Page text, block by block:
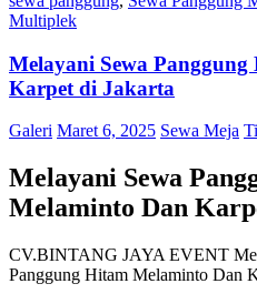
Multiplek
Melayani Sewa
Karpet di Jakarta
Galeri Maret 6, 2025 Sewa Meja
Melayani Sewa
Melaminto Dan
CV.BINTANG JAYA EVENT
Panggung Hitam Melaminto Dan